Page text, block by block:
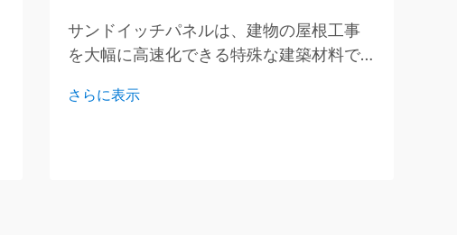
サンドイッチパネルは、建物の屋根工事
を大幅に高速化できる特殊な建築材料で
的に完了させることの重要性を十分に理
さらに表示